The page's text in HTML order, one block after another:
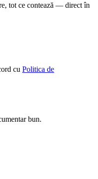
tot ce contează — direct în
cu Politica de
bun.